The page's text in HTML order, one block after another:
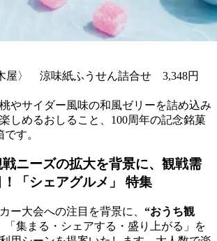
屋〉 涼味紙ふうせん詰合せ 3,348円
やサイダー風味の和風ゼリーを詰め込み
しめるおしること、100周年の記念銘菓
す。
ニーズの拡大を背景に、観戦需
！「シェアグルメ」 特集
ー大会への注目を背景に、 “おうち観
「集まる・シェアする・盛り上がる」を